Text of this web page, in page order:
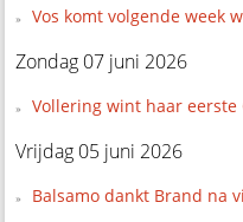
Vos komt volgende week
Zondag 07 juni 2026
Vollering wint haar eerste
Vrijdag 05 juni 2026
Balsamo dankt Brand na